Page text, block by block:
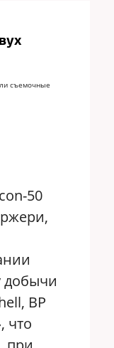
съемочные
50
добычи
BP
что